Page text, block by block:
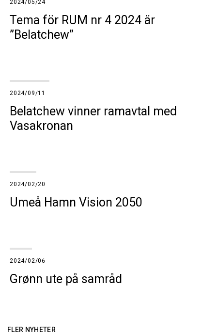
2024/05/24
Tema för RUM nr 4 2024 är
”Belatchew”
2024/09/11
Belatchew vinner ramavtal med
Vasakronan
2024/02/20
Umeå Hamn Vision 2050
2024/02/06
Grønn ute på samråd
FLER NYHETER